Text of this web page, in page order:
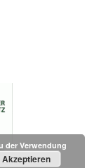
der Verwendung
Akzeptieren